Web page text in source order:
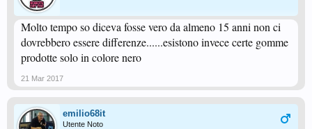
Molto tempo so diceva fosse vero da almeno 15 anni non ci
dovrebbero essere differenze......esistono invece certe gomme
prodotte solo in colore nero
21 Mar 2017
emilio68it
Utente Noto